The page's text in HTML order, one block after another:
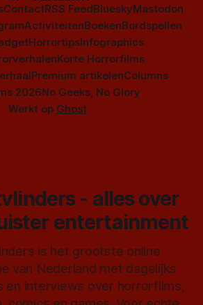
ContactRSS FeedBlueskyMastodon
ActiviteitenBoekenBordspellen
HorrortipsInfographics
Korte Horrorfilms
Premium artikelenColumns
2026No Geeks, No Glory
Werkt op Ghost
- alles over
entertainment
is het grootste online
van Nederland met dagelijks
en interviews over horrorfilms,